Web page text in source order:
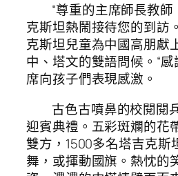
“尊重的主席師長教
克斯坦熱鬧接待您的到訪
克斯坦兒童為中國高朋獻
中、塔文的雙語問候。“
席向孩子們表現感激。
古色古噴鼻的校閱閱
迎賓典禮。五彩斑斕的花
雙方，1500多名塔吉克斯
舞，或揮動國旗。熱忱的